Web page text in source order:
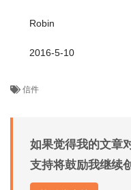
Robin
2016-5-10
信件
如果觉得我的文章
支持将鼓励我继续